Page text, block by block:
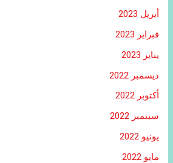
أبريل 2023
فبراير 2023
يناير 2023
ديسمبر 2022
أكتوبر 2022
سبتمبر 2022
يونيو 2022
مايو 2022